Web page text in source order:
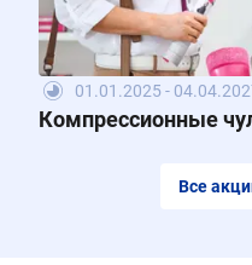
01.01.2025 -
Компрессионные
Все